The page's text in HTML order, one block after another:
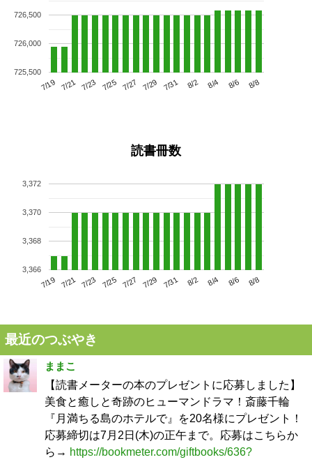
7/19 7/21 7/23 7/25 7/27 7/29 7/31 8/2 8/4 8/6 8/8
725,500
726,000
726,500
読書冊数
7/19 7/21 7/23 7/25 7/27 7/29 7/31 8/2 8/4 8/6 8/8
3,366
3,368
3,370
3,372
最近のつぶやき
ままこ
【読書メーターの本のプレゼントに応募しました】
美食と癒しと奇跡のヒューマンドラマ！斎藤千輪
『月満ちる島のホテルで』を20名様にプレゼント！
応募締切は7月2日(木)の正午まで。応募はこちらか
ら→ https://bookmeter.com/giftbooks/636?